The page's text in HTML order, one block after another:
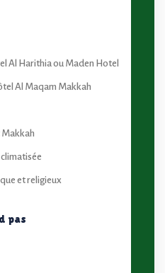
Al Harithia ou Maden Hotel
Al Maqam Makkah
Makkah
et religieux
pas